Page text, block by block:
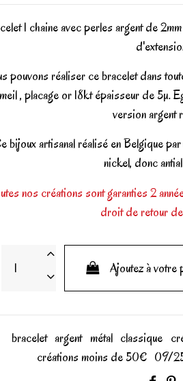
1 chaine avec perles argent de
pouvons réaliser ce bracelet dans
, placage or 18kt épaisseur de 5µ.
version argent
bijoux artisanal réalisé en Belgique
nickel, donc
nos créations sont garanties 2
droit de retour
Ajoutez à votre
bracelet argent métal classique
créations moins de 50€ 09/